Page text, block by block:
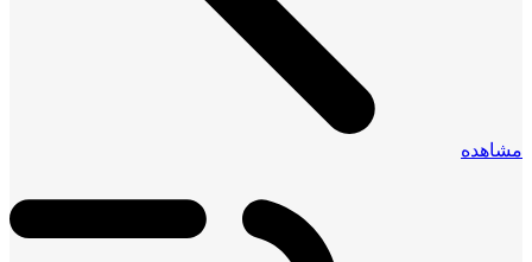
مشاهده